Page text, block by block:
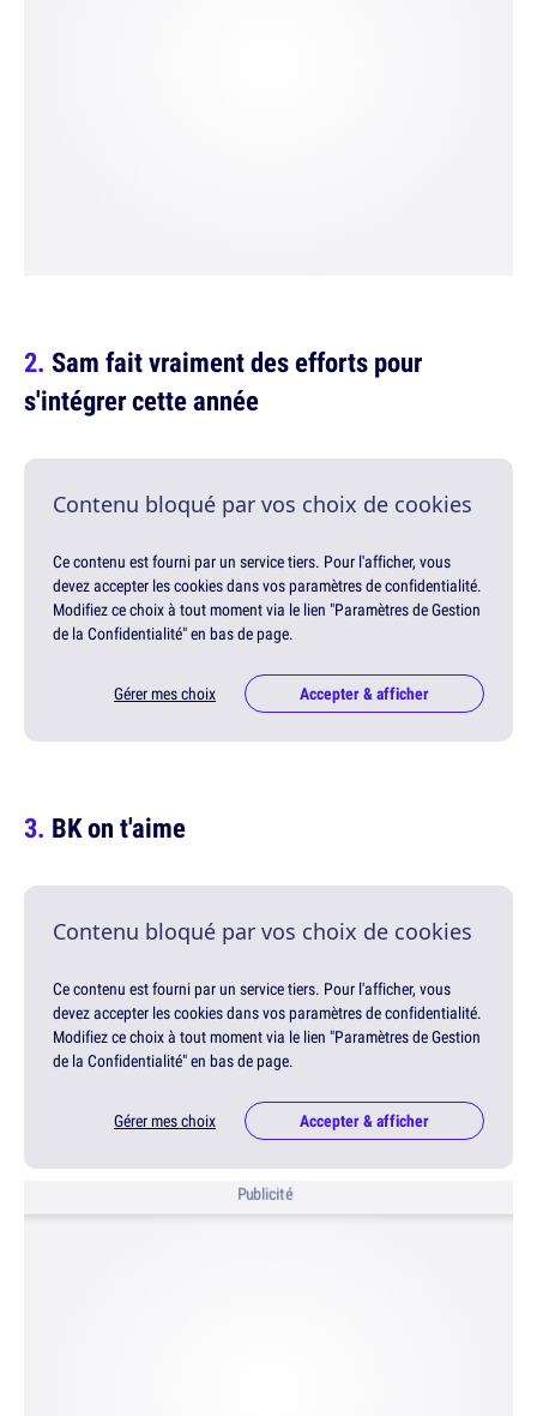
Sam fait vraiment des efforts pour
s'intégrer cette année
Contenu bloqué par vos choix de cookies
Ce contenu est fourni par un service tiers. Pour l'afficher, vous
devez accepter les cookies dans vos paramètres de confidentialité.
Modifiez ce choix à tout moment via le lien "Paramètres de Gestion
de la Confidentialité" en bas de page.
Gérer mes choix Accepter & afficher
BK on t'aime
Contenu bloqué par vos choix de cookies
Ce contenu est fourni par un service tiers. Pour l'afficher, vous
devez accepter les cookies dans vos paramètres de confidentialité.
Modifiez ce choix à tout moment via le lien "Paramètres de Gestion
de la Confidentialité" en bas de page.
Gérer mes choix Accepter & afficher
Publicité